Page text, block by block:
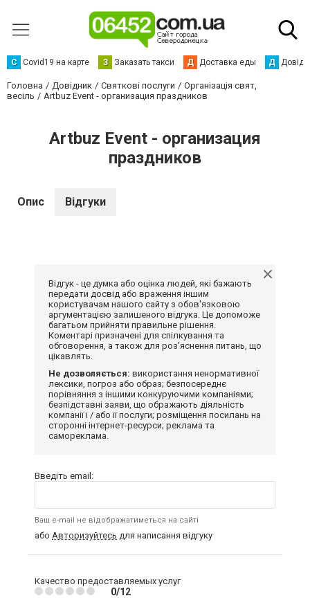
С Сovid19 на карте З Заказать такси Д Доставка еды Д
Головна Довідник Святкові послуги
Організація свят,
весіль
Artbuz Event - организация праздников
Artbuz Event - организация
праздников
Опис Відгуки
Відгук - це думка або оцінка людей, які бажають
передати досвід або враження іншим
користувачам нашого сайту з обов'язковою
аргументацією залишеного відгука. Це допоможе
багатьом прийняти правильне рішення.
Коментарі призначені для спілкування та
обговорення, а також для роз'яснення питань, що
цікавлять.
Не дозволяється: використання ненормативної
лексики, погроз або образ; безпосереднє
порівняння з іншими конкуруючими компаніями;
безпідставні заяви, що ображають діяльність
компанії і / або її послуги; розміщення посилань на
сторонні інтернет-ресурси; реклама та
самореклама.
Введіть email:
Ваш e-mail не відображатиметься на сайті
або Авторизуйтесь для написання відгуку
Качество предоставляемых услуг
0/12